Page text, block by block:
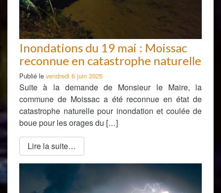
Inondations du 19 mai : Moissac
reconnue en catastrophe naturelle
Publié le vendredi 6 juin 2025
Suite à la demande de Monsieur le Maire, la
commune de Moissac a été reconnue en état de
catastrophe naturelle pour inondation et coulée de
boue pour les orages du […]
Lire la suite…